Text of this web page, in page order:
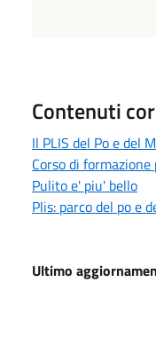
Contenuti
Il PLIS del Po e del
Corso di
Pulito e' piu' bello
Plis: parco del po e
Ultimo